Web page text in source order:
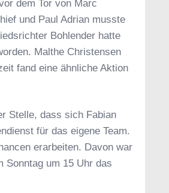
dem Tor von Marc
und Paul Adrian musste
Bohlender hatte
Malthe Christensen
fand eine ähnliche Aktion
Stelle, dass sich Fabian
für das eigene Team.
erarbeiten. Davon war
Sonntag um 15 Uhr das